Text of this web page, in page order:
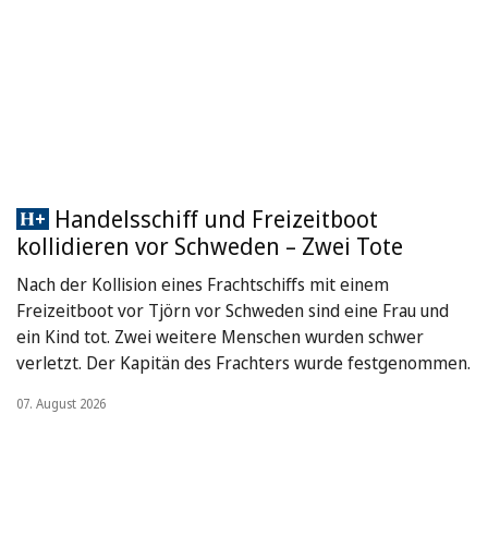
Handelsschiff und Freizeitboot
kollidieren vor Schweden – Zwei Tote
Nach der Kollision eines Frachtschiffs mit einem
Freizeitboot vor Tjörn vor Schweden sind eine Frau und
ein Kind tot. Zwei weitere Menschen wurden schwer
verletzt. Der Kapitän des Frachters wurde festgenommen.
07. August 2026